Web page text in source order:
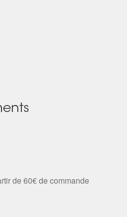
: Trouvez votre bouclier
de 60€ de commande